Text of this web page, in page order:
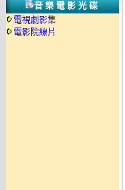
音樂電影光碟
電視劇影集
電影院線片